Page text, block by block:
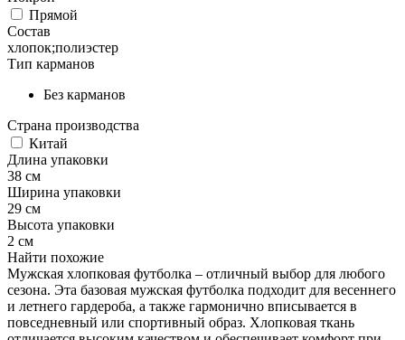
Прямой
Состав
хлопок;полиэстер
Тип карманов
Без карманов
Страна производства
Китай
Длина упаковки
38 см
Ширина упаковки
29 см
Высота упаковки
2 см
Найти похожие
Мужская хлопковая футболка – отличный выбор для любого
сезона. Эта базовая мужская футболка подходит для весеннего
и летнего гардероба, а также гармонично вписывается в
повседневный или спортивный образ. Хлопковая ткань